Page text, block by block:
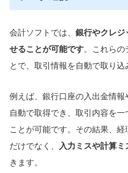
会計ソフトでは、 銀行やクレジ
せることが可能です。これらの
とで、取引情報を自動で取り込
例えば、銀行口座の入出金情
自動で取得でき、取引内容を
ことが可能です。その結果、
だけでなく、
入力ミスや計算ミ
きます。